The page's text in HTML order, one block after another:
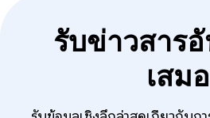
รับข่าวสาร
เสมอ